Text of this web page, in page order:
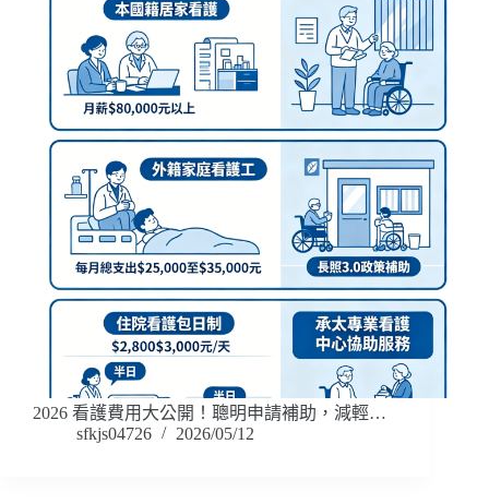
2026 看護費用大公開！聰明申請補助，減輕…
sfkjs04726
2026/05/12